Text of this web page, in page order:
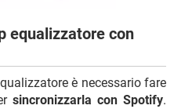
equalizzatore con
è necessario fare
sincronizzarla con Spotify.